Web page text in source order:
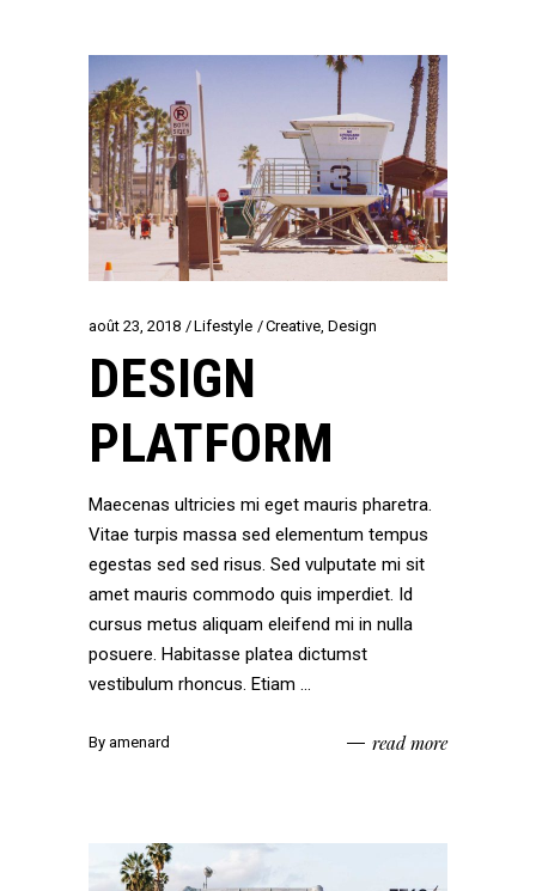
août 23, 2018 Lifestyle Creative Design
DESIGN
PLATFORM
Maecenas ultricies mi eget mauris pharetra.
Vitae turpis massa sed elementum tempus
egestas sed sed risus. Sed vulputate mi sit
amet mauris commodo quis imperdiet. Id
cursus metus aliquam eleifend mi in nulla
posuere. Habitasse platea dictumst
vestibulum rhoncus. Etiam
By amenard read more